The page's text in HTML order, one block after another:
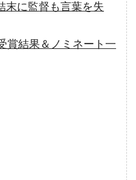
末に監督も言葉を失
賞結果＆ノミネート一